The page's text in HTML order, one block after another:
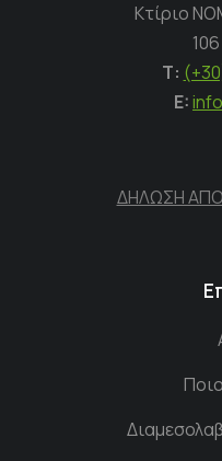
Κτίριο
Τ:
E:
ΔΗΛΩΣΗ